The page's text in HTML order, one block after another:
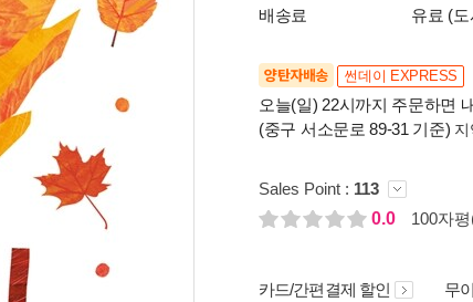
배송료 유료 (
양탄자배송 썬데이 EXPRESS
오늘(일) 22시까지 주문하면
(중구 서소문로 89-31 기준)
Sales Point : 113
0.0
100자
카드/간편결제 할인 무